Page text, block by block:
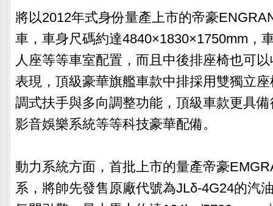
將以2012年式身份量產上市的帝豪
車，車身尺碼約達4840×1830×1750mm，
人座等等車室配置，而且中後排座椅也可
表現，頂級豪華旗艦車款中排採用雙獨立
調式扶手與多向調整功能，頂級車款更具
影音娛樂系統等等科技豪華配備。
動力系統方面，首批上市的量產帝豪
系，將帥先發售原廠代號為JLδ-4G24的汽